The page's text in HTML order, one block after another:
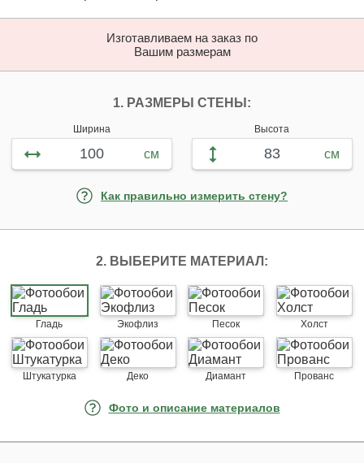
Изготавливаем на заказ по
Вашим размерам
1. РАЗМЕРЫ СТЕНЫ:
Ширина
см
Высота
см
Как правильно измерить стену?
2. ВЫБЕРИТЕ МАТЕРИАЛ:
Гладь Экофлиз Песок Холст
Штукатурка Деко Диамант Прованс
Фото и описание материалов